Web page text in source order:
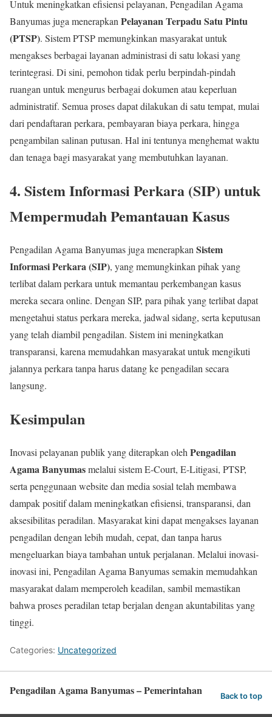
Untuk meningkatkan efisiensi pelayanan, Pengadilan Agama
Banyumas juga menerapkan Pelayanan Terpadu Satu Pintu
(PTSP). Sistem PTSP memungkinkan masyarakat untuk
mengakses berbagai layanan administrasi di satu lokasi yang
terintegrasi. Di sini, pemohon tidak perlu berpindah-pindah
ruangan untuk mengurus berbagai dokumen atau keperluan
administratif. Semua proses dapat dilakukan di satu tempat, mulai
dari pendaftaran perkara, pembayaran biaya perkara, hingga
pengambilan salinan putusan. Hal ini tentunya menghemat waktu
dan tenaga bagi masyarakat yang membutuhkan layanan.
4. Sistem Informasi Perkara (SIP) untuk
Mempermudah Pemantauan Kasus
Pengadilan Agama Banyumas juga menerapkan Sistem
Informasi Perkara (SIP), yang memungkinkan pihak yang
terlibat dalam perkara untuk memantau perkembangan kasus
mereka secara online. Dengan SIP, para pihak yang terlibat dapat
mengetahui status perkara mereka, jadwal sidang, serta keputusan
yang telah diambil pengadilan. Sistem ini meningkatkan
transparansi, karena memudahkan masyarakat untuk mengikuti
jalannya perkara tanpa harus datang ke pengadilan secara
langsung.
Kesimpulan
Inovasi pelayanan publik yang diterapkan oleh Pengadilan
Agama Banyumasmelalui sistem E-Court, E-Litigasi, PTSP,
serta penggunaan website dan media sosial telah membawa
dampak positif dalam meningkatkan efisiensi, transparansi, dan
aksesibilitas peradilan. Masyarakat kini dapat mengakses layanan
pengadilan dengan lebih mudah, cepat, dan tanpa harus
mengeluarkan biaya tambahan untuk perjalanan. Melalui inovasi-
inovasi ini, Pengadilan Agama Banyumas semakin memudahkan
masyarakat dalam memperoleh keadilan, sambil memastikan
bahwa proses peradilan tetap berjalan dengan akuntabilitas yang
tinggi.
Categories: Uncategorized
Pengadilan Agama Banyumas – Pemerintahan Back to top